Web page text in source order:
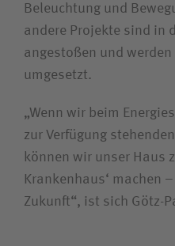
Beleuchtung und
andere Projekte sind in
angestoßen und
umgesetzt.
„Wenn wir beim
zur Verfügung
können wir unser Haus
Krankenhaus‘ machen
Zukunft“, ist sich Götz-